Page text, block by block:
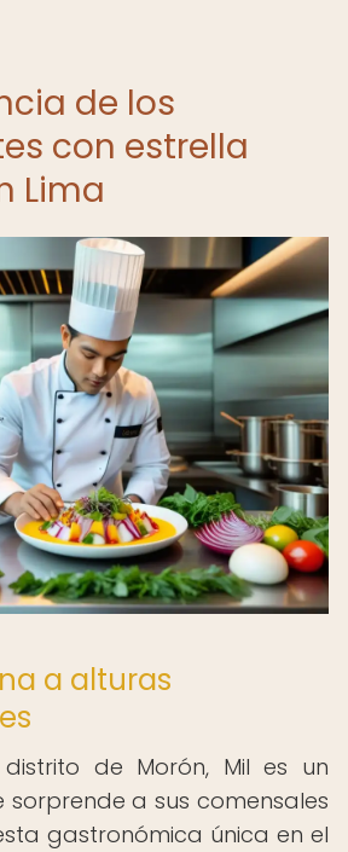
de los
con estrella
Lima
a alturas
de Morón, Mil es un
a sus comensales
gastronómica única en el